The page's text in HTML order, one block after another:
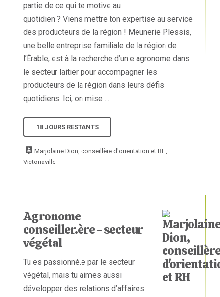
partie de ce qui te motive au
quotidien ? Viens mettre ton expertise au service
des producteurs de la région ! Meunerie Plessis,
une belle entreprise familiale de la région de
l’Érable, est à la recherche d’un.e agronome dans
le secteur laitier pour accompagner les
producteurs de la région dans leurs défis
quotidiens. Ici, on mise ...
18 JOURS RESTANTS
Marjolaine Dion, conseillère d'orientation et RH,
Victoriaville
Agronome
conseiller.ère - secteur
végétal
Tu es passionné.e par le secteur
végétal, mais tu aimes aussi
développer des relations d’affaires